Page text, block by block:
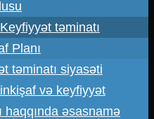
təminatı
Planı
təminatı siyasəti
və keyfiyyət
haqqında əsasnamə